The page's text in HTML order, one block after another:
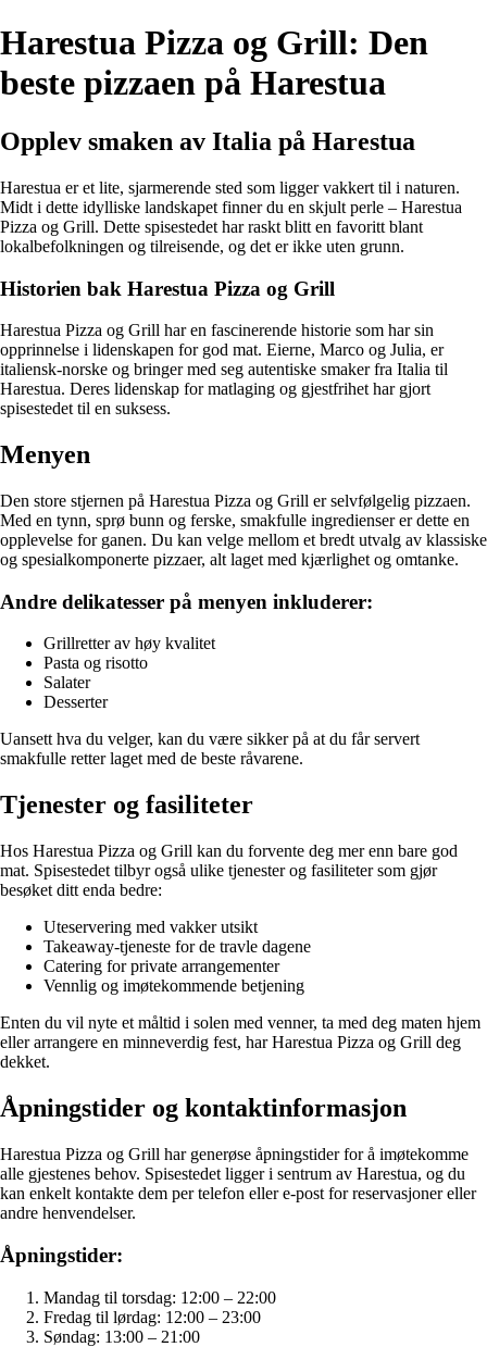
Harestua Pizza og Grill: Den
beste pizzaen på Harestua
Opplev smaken av Italia på Harestua
Harestua er et lite, sjarmerende sted som ligger vakkert til i naturen.
Midt i dette idylliske landskapet finner du en skjult perle – Harestua
Pizza og Grill. Dette spisestedet har raskt blitt en favoritt blant
lokalbefolkningen og tilreisende, og det er ikke uten grunn.
Historien bak Harestua Pizza og Grill
Harestua Pizza og Grill har en fascinerende historie som har sin
opprinnelse i lidenskapen for god mat. Eierne, Marco og Julia, er
italiensk-norske og bringer med seg autentiske smaker fra Italia til
Harestua. Deres lidenskap for matlaging og gjestfrihet har gjort
spisestedet til en suksess.
Menyen
Den store stjernen på Harestua Pizza og Grill er selvfølgelig pizzaen.
Med en tynn, sprø bunn og ferske, smakfulle ingredienser er dette en
opplevelse for ganen. Du kan velge mellom et bredt utvalg av klassiske
og spesialkomponerte pizzaer, alt laget med kjærlighet og omtanke.
Andre delikatesser på menyen inkluderer:
Grillretter av høy kvalitet
Pasta og risotto
Salater
Desserter
Uansett hva du velger, kan du være sikker på at du får servert
smakfulle retter laget med de beste råvarene.
Tjenester og fasiliteter
Hos Harestua Pizza og Grill kan du forvente deg mer enn bare god
mat. Spisestedet tilbyr også ulike tjenester og fasiliteter som gjør
besøket ditt enda bedre:
Uteservering med vakker utsikt
Takeaway-tjeneste for de travle dagene
Catering for private arrangementer
Vennlig og imøtekommende betjening
Enten du vil nyte et måltid i solen med venner, ta med deg maten hjem
eller arrangere en minneverdig fest, har Harestua Pizza og Grill deg
dekket.
Åpningstider og kontaktinformasjon
Harestua Pizza og Grill har generøse åpningstider for å imøtekomme
alle gjestenes behov. Spisestedet ligger i sentrum av Harestua, og du
kan enkelt kontakte dem per telefon eller e-post for reservasjoner eller
andre henvendelser.
Åpningstider:
Mandag til torsdag: 12:00 – 22:00
Fredag til lørdag: 12:00 – 23:00
Søndag: 13:00 – 21:00